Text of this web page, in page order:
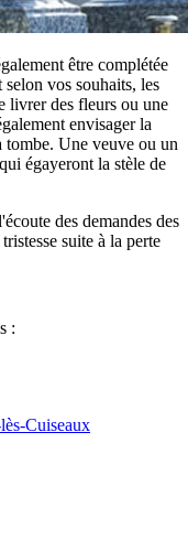
être complétée
vos souhaits, les
livrer des fleurs ou une
envisager la
tombe. Une veuve ou un
égayeront la stèle de
des demandes des
suite à la perte
:
Cuiseaux